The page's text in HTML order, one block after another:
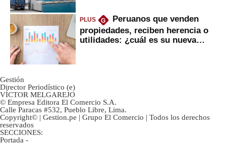
PLUS G
Peruanos que venden
propiedades, reciben herencia o
utilidades: ¿cuál es su nueva
Gestión
Director Periodístico (e)
VÍCTOR MELGAREJO
© Empresa Editora El Comercio S.A.
Calle Paracas #532, Pueblo Libre, Lima.
Copyright© | Gestion.pe | Grupo El Comercio | Todos los derechos
reservados
SECCIONES:
Portada -